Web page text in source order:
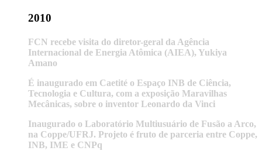
2010
FCN recebe visita do diretor-geral da Agência
Internacional de Energia Atômica (AIEA), Yukiya
Amano
É inaugurado em Caetité o Espaço INB de Ciência,
Tecnologia e Cultura, com a exposição Maravilhas
Mecânicas, sobre o inventor Leonardo da Vinci
Inaugurado o Laboratório Multiusuário de Fusão a Arco,
na Coppe/UFRJ. Projeto é fruto de parceria entre Coppe,
INB, IME e CNPq